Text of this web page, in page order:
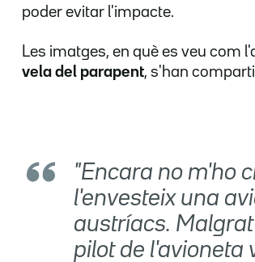
poder evitar l'impacte.
Les imatges, en què es veu com
vela del parapent, s'han
"Encara no m'ho
l'envesteix una
austríacs.
pilot de l'avioneta